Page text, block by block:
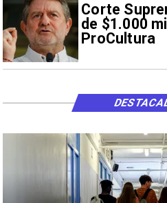
Corte
de $1.000
ProCultura